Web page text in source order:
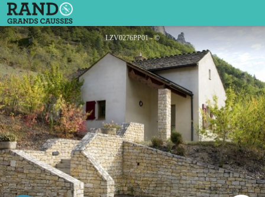
CASTEL DE LA PEYRE
LZV0276PP01 - ©